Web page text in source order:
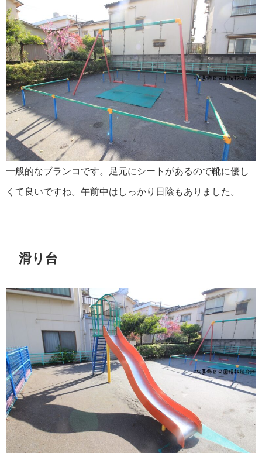
一般的なブランコです。足元にシートがあるので靴に優し
くて良いですね。午前中はしっかり日陰もありました。
滑り台